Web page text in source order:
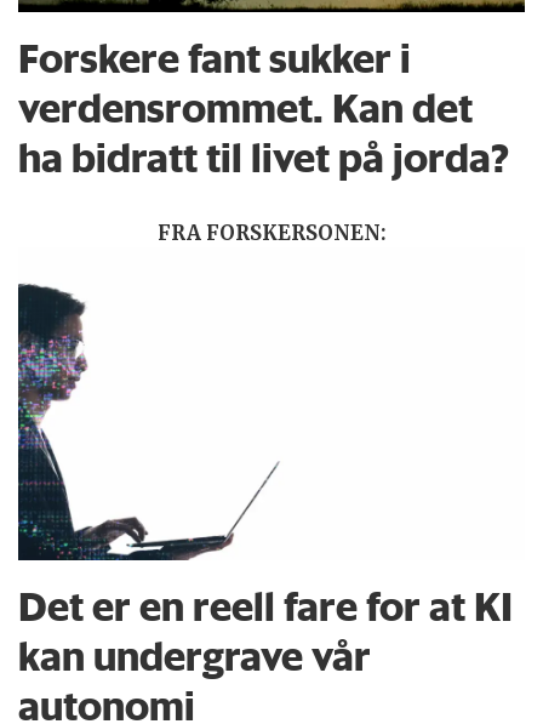
Forskere fant sukker i
verdensrommet. Kan det
ha bidratt til livet på jorda?
FRA FORSKERSONEN:
Det er en reell fare for at KI
kan undergrave vår
autonomi